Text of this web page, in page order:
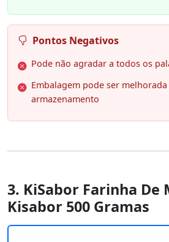
Pontos Negativos
Pode não agradar a todos os
Embalagem pode ser
armazenamento
3. KiSabor Farinha De
Kisabor 500 Gramas